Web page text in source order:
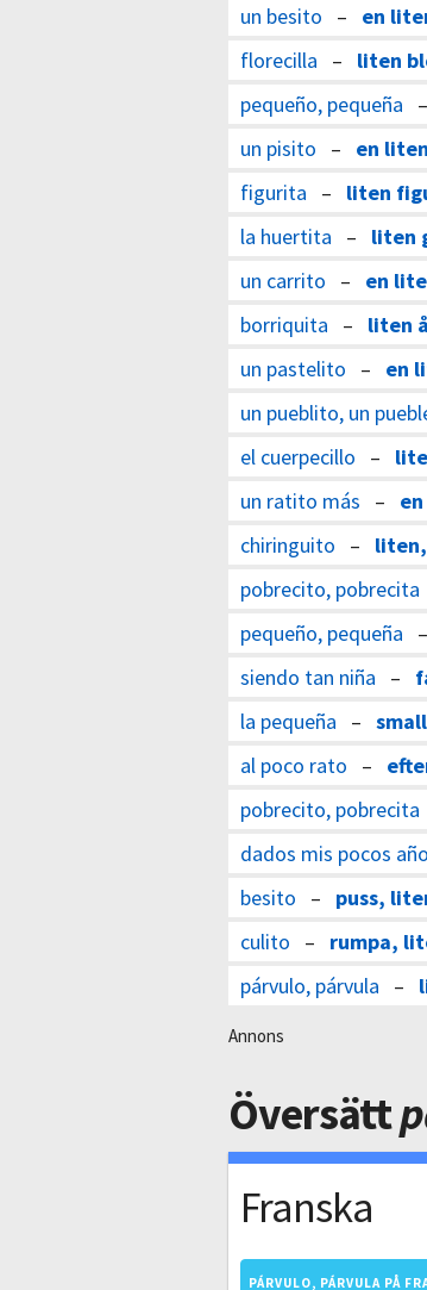
un besito – en
florecilla – liten
pequeño, pequeña
un pisito – en
figurita – liten
la huertita – liten
un carrito – en
borriquita – liten
un pastelito – en
un pueblito, un
el cuerpecillo –
un ratito más –
chiringuito –
pobrecito, pobrecita
pequeño, pequeña
siendo tan niña –
la pequeña –
al poco rato –
pobrecito, pobrecita
dados mis pocos
besito – puss,
culito – rumpa,
párvulo, párvula –
Annons
Översätt
Franska
PÁRVULO, PÁRVULA PÅ